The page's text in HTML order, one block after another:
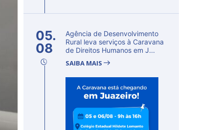
05.
08
Agência de Desenvolvimento
Rural leva serviços à Caravana
de Direitos Humanos em J...
SAIBA MAIS